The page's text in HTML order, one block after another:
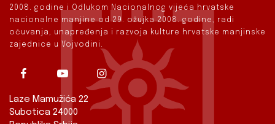
2008. godine i Odlukom Nacionalnog vijeća hrvatske
nacionalne manjine od 29. ožujka 2008. godine, radi
očuvanja, unapređenja i razvoja kulture hrvatske manjinske
zajednice u Vojvodini.
Laze Mamužića 22
Subotica 24000